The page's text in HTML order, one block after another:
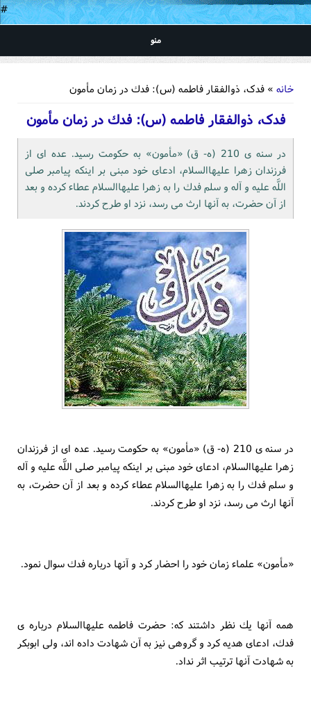
#
منو
خانه » فدک، ذوالفقار فاطمه (س): فدك در زمان مأمون
فدک، ذوالفقار فاطمه (س): فدك در زمان مأمون
در سنه ى 210 (ه- ق) «مأمون» به حكومت رسيد. عده اى از
فرزندان زهرا عليهاالسلام، ادعاى خود مبنى بر اينكه پيامبر صلى
اللَّه عليه و آله و سلم فدك را به زهرا عليهاالسلام عطاء كرده و بعد
از آن حضرت، به آنها ارث مى رسد، نزد او طرح كردند.
در سنه ى 210 (ه- ق) «مأمون» به حكومت رسيد. عده اى از فرزندان
زهرا عليهاالسلام، ادعاى خود مبنى بر اينكه پيامبر صلى اللَّه عليه و آله
و سلم فدك را به زهرا عليهاالسلام عطاء كرده و بعد از آن حضرت، به
آنها ارث مى رسد، نزد او طرح كردند.
«مأمون» علماء زمان خود را احضار كرد و آنها درباره فدك سوال نمود.
همه آنها يك نظر داشتند كه: حضرت فاطمه عليهاالسلام درباره ى
فدك، ادعاى هديه كرد و گروهى نيز به آن شهادت داده اند، ولى ابوبكر
به شهادت آنها ترتيب اثر نداد.